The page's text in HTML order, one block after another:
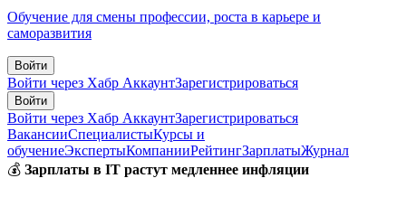
Обучение для смены профессии, роста в карьере и
саморазвития
Войти
Войти через Хабр АккаунтЗарегистрироваться
Войти
Войти через Хабр АккаунтЗарегистрироваться
ВакансииСпециалистыКурсы и
обучениеЭкспертыКомпанииРейтингЗарплатыЖурнал
💰 Зарплаты в IT растут медленнее инфляции